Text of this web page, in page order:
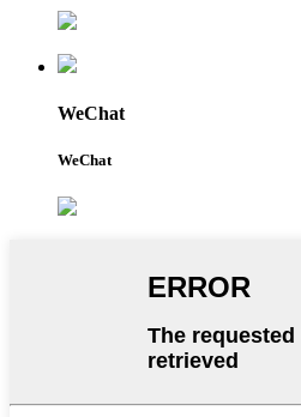
WeChat
WeChat